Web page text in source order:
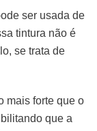
ser usada de
tintura não é
se trata de
mais forte que o
que a